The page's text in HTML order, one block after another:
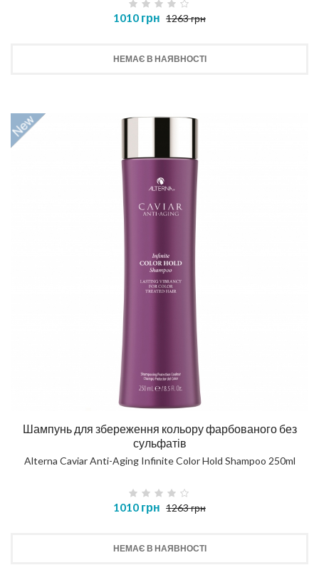
1010 грн 1263 грн
НЕМАЄ В НАЯВНОСТІ
Шампунь для збереження кольору фарбованого без
сульфатів
Alterna Caviar Anti-Aging Infinite Color Hold Shampoo 250ml
1010 грн 1263 грн
НЕМАЄ В НАЯВНОСТІ